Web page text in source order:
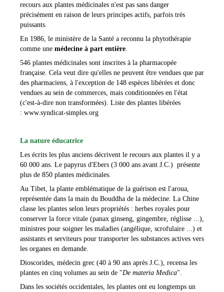
recours aux plantes médicinales n'est pas sans danger
précisément en raison de leurs principes actifs, parfois très
puissants.
En 1986, le ministère de la Santé a reconnu la phytothérapie
comme une médecine à part entière
546 plantes médicinales sont inscrites à la pharmacopée
française. Cela veut dire qu'elles ne peuvent être vendues que par
des pharmaciens, à l'exception de 148 espèces libérées et donc
vendues au sein de commerces, mais conditionnées en l'état
(c'est-à-dire non transformées). Liste des plantes libérées
: www.syndicat-simples.org
La nature éducatrice
Les écrits les plus anciens décrivent le recours aux plantes il y a
60 000 ans. Le papyrus d'Ebers (3 000 ans avant J.C.) présente
plus de 850 plantes médicinales.
Au Tibet, la plante emblématique de la guérison est l'aroua,
représentée dans la main du Bouddha de la médecine. La Chine
classe les plantes selon leurs propriétés : herbes royales pour
conserver la force vitale (panax ginseng, gingembre, réglisse ...),
ministres pour soigner les maladies (angélique, scrofulaire ...) et
assistants et serviteurs pour transporter les substances actives vers
les organes en demande.
Dioscorides, médecin grec (40 à 90 ans après J.C.), recensa les
plantes en cinq volumes au sein de "De materia Medica".
Dans les sociétés occidentales, les plantes ont eu longtemps un